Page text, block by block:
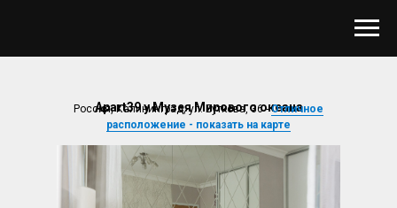
Apart39 у Музея Мирового океана
Россия, Калининград, ул. Буткова, 36 -Отличное
расположение - показать на карте